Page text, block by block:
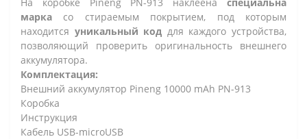
марка со стираемым покрытием, под которым
находится уникальный код для каждого устройства,
позволяющий проверить оригинальность внешнего
аккумулятора.
Комплектация:
Внешний аккумулятор Pineng 10000 mAh PN-913
Коробка
Инструкция
Кабель USB-microUSB